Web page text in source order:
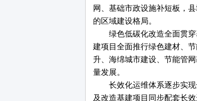
网、基础市政设施补短板，
的区域建设格局。
绿色低碳化改造全面贯
建项目全面推行绿色建材、
升、海绵城市建设、节能管
量发展。
长效化运维体系逐步实
及改造基建项目同步配套长